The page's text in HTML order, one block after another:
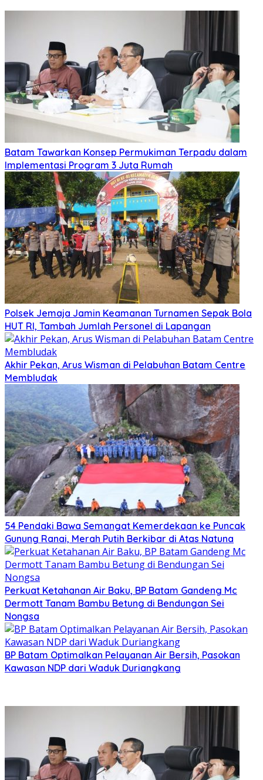
Batam Tawarkan Konsep Permukiman Terpadu dalam
Implementasi Program 3 Juta Rumah
Polsek Jemaja Jamin Keamanan Turnamen Sepak Bola
HUT RI, Tambah Jumlah Personel di Lapangan
Akhir Pekan, Arus Wisman di Pelabuhan Batam Centre
Membludak
54 Pendaki Bawa Semangat Kemerdekaan ke Puncak
Gunung Ranai, Merah Putih Berkibar di Atas Natuna
Perkuat Ketahanan Air Baku, BP Batam Gandeng Mc
Dermott Tanam Bambu Betung di Bendungan Sei
Nongsa
BP Batam Optimalkan Pelayanan Air Bersih, Pasokan
Kawasan NDP dari Waduk Duriangkang